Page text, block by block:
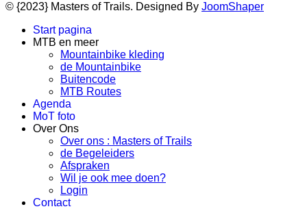
© {2023} Masters of Trails. Designed By JoomShaper
Start pagina
MTB en meer
Mountainbike kleding
de Mountainbike
Buitencode
MTB Routes
Agenda
MoT foto
Over Ons
Over ons : Masters of Trails
de Begeleiders
Afspraken
Wil je ook mee doen?
Login
Contact